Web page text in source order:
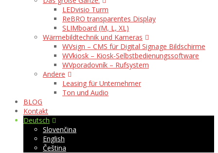
LEDvisio Turm
ReBRO transparentes Display
SLIMboard (M, L, XL)
Wärmebildtechnik und Kameras
WVsign – CMS für Digital Signage Bildschirme
WVkiosk – Kiosk-Selbstbedienungssoftware
WVporadovník – Rufsystem
Andere
Leasing für Unternehmer
Ton und Audio
BLOG
Kontakt
Deutsch
Slovenčina
English
Čeština